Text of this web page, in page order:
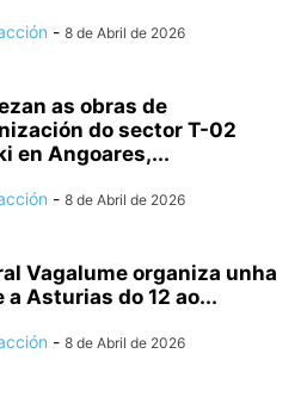
- 8 de Abril de 2026
as obras de
do sector T-02
en Angoares,...
- 8 de Abril de 2026
Vagalume organiza unha
a Asturias do 12 ao...
- 8 de Abril de 2026